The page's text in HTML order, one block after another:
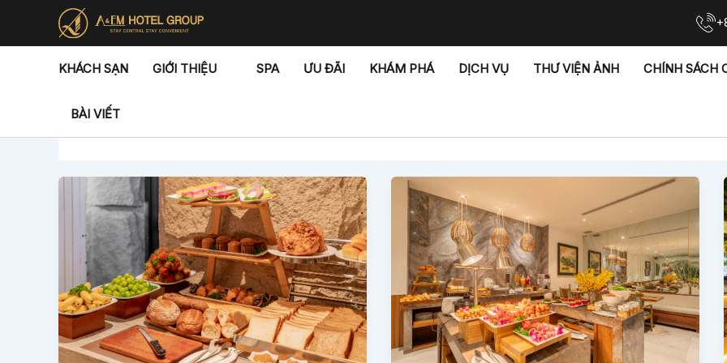
nội
KHÁCH SẠN GIỚI THIỆU SPA ƯU ĐÃI KHÁM PHÁ DỊCH VỤ THƯ VIỆN ẢNH CHÍNH SÁCH
BÀI VIẾTNHÀ HÀNG